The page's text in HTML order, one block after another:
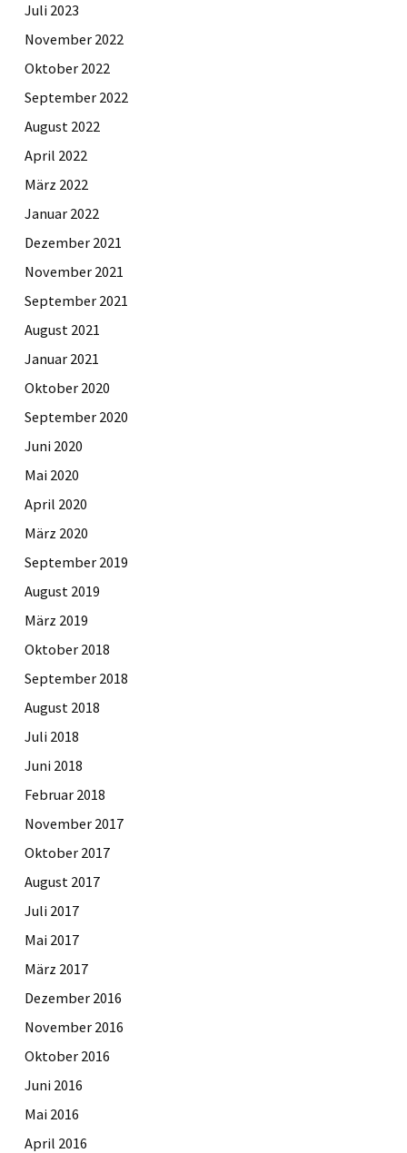
Juli 2023
November 2022
Oktober 2022
September 2022
August 2022
April 2022
März 2022
Januar 2022
Dezember 2021
November 2021
September 2021
August 2021
Januar 2021
Oktober 2020
September 2020
Juni 2020
Mai 2020
April 2020
März 2020
September 2019
August 2019
März 2019
Oktober 2018
September 2018
August 2018
Juli 2018
Juni 2018
Februar 2018
November 2017
Oktober 2017
August 2017
Juli 2017
Mai 2017
März 2017
Dezember 2016
November 2016
Oktober 2016
Juni 2016
Mai 2016
April 2016